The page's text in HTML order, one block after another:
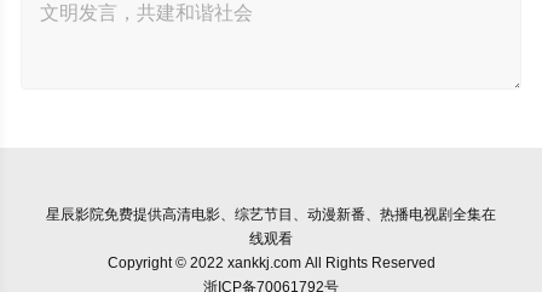
星辰影院免费提供高清电影、综艺节目、动漫新番、热播电视剧全集在
线观看
Copyright © 2022 xankkj.com All Rights Reserved
浙ICP备70061792号